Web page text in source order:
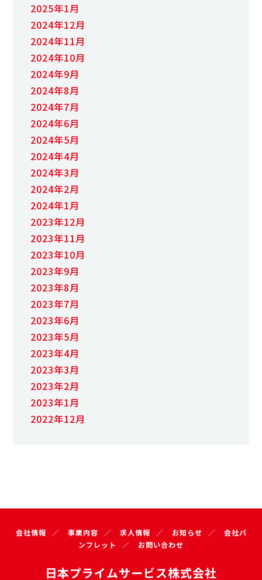
2025年1月
2024年12月
2024年11月
2024年10月
2024年9月
2024年8月
2024年7月
2024年6月
2024年5月
2024年4月
2024年3月
2024年2月
2024年1月
2023年12月
2023年11月
2023年10月
2023年9月
2023年8月
2023年7月
2023年6月
2023年5月
2023年4月
2023年3月
2023年2月
2023年1月
2022年12月
会社情報 事業内容 求人情報 お知らせ
会社パ
ンフレット
お問い合わせ
日本プライムサービス株式会社